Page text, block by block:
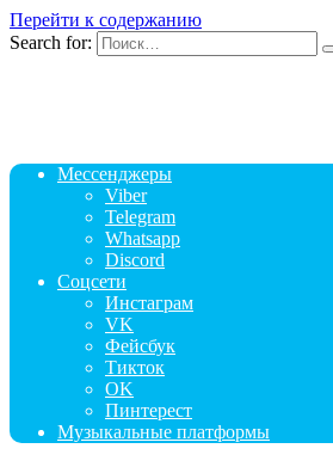
Перейти к содержанию
Search for:
Мессенджеры
Viber
Telegram
Whatsapp
Discord
Соцсети
Инстаграм
VK
Фейсбук
Тикток
OK
Пинтерест
Музыкальные платформы